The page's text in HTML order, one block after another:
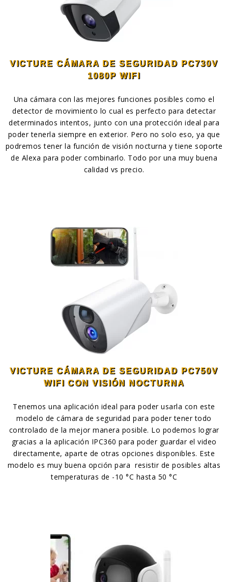
VICTURE CÁMARA DE SEGURIDAD PC730V
1080P WIFI
Una cámara con las mejores funciones posibles como el
detector de movimiento lo cual es perfecto para detectar
determinados intentos, junto con una protección ideal para
poder tenerla siempre en exterior. Pero no solo eso, ya que
podremos tener la función de visión nocturna y tiene soporte
de Alexa para poder combinarlo. Todo por una muy buena
calidad vs precio.
VICTURE CÁMARA DE SEGURIDAD PC750V
WIFI CON VISIÓN NOCTURNA
Tenemos una aplicación ideal para poder usarla con este
modelo de cámara de seguridad para poder tener todo
controlado de la mejor manera posible. Lo podemos lograr
gracias a la aplicación IPC360 para poder guardar el video
directamente, aparte de otras opciones disponibles. Este
modelo es muy buena opción para resistir de posibles altas
temperaturas de -10 °C hasta 50 °C